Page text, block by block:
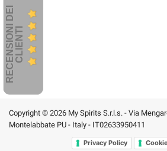
R
E
C
E
N
S
I
ON
I
D
E
I
C
L
I
E
N
TI
Copyright © 2026 My Spirits S.r.l.s. - Via
Montelabbate PU - Italy - IT02633950411
Privacy Policy